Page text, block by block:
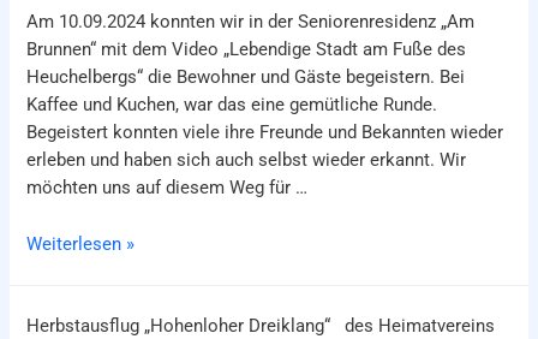
Kleigartach
Am 10.09.2024 konnten wir in der Seniorenresidenz „Am
Brunnen“ mit dem Video „Lebendige Stadt am Fuße des
Heuchelbergs“ die Bewohner und Gäste begeistern. Bei
Kaffee und Kuchen, war das eine gemütliche Runde.
Begeistert konnten viele ihre Freunde und Bekannten wieder
erleben und haben sich auch selbst wieder erkannt. Wir
möchten uns auf diesem Weg für …
Filmnachmittag
Seniorenresidenz
Weiterlesen »
Herbstausflug „Hohenloher Dreiklang“ des Heimatvereins